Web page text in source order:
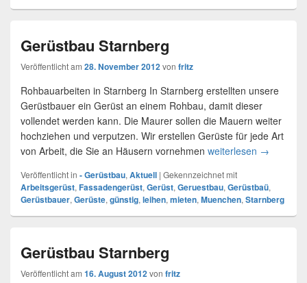
Gerüstbau Starnberg
Veröffentlicht am 28. November 2012von fritz
Rohbauarbeiten in Starnberg In Starnberg erstellten unsere
Gerüstbauer ein Gerüst an einem Rohbau, damit dieser
vollendet werden kann. Die Maurer sollen die Mauern weiter
hochziehen und verputzen. Wir erstellen Gerüste für jede Art
von Arbeit, die Sie an Häusern vornehmen weiterlesen →
Veröffentlicht in - Gerüstbau, Aktuell | Gekennzeichnet mit
Arbeitsgerüst, Fassadengerüst, Gerüst, Geruestbau, Gerüstbaü,
Gerüstbauer, Gerüste, günstig, leihen, mieten, Muenchen, Starnberg
Gerüstbau Starnberg
Veröffentlicht am 16. August 2012von fritz